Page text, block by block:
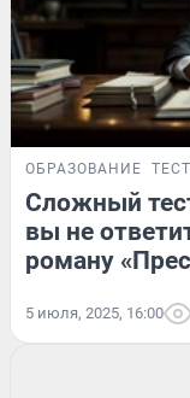
ОБРАЗОВАНИЕ ТЕСТ
Сложный
вы не
роману
5 июля, 2025, 16:00